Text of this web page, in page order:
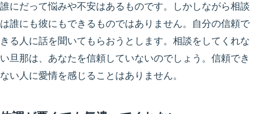
誰にだって悩みや不安はあるものです。しかしながら相談
は誰にも彼にもできるものではありません。自分の信頼で
きる人に話を聞いてもらおうとします。相談をしてくれな
い旦那は、 あなたを信頼していないのでしょう。信頼でき
ない人に愛情を感じることはありません。